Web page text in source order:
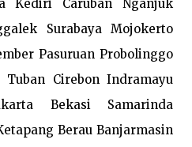
Kediri Caruban Nganjuk
Surabaya Mojokerto
Pasuruan Probolinggo
Cirebon Indramayu
Bekasi Samarinda
Berau Banjarmasin